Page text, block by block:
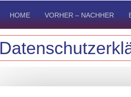
HOME VORHER – NACHHER